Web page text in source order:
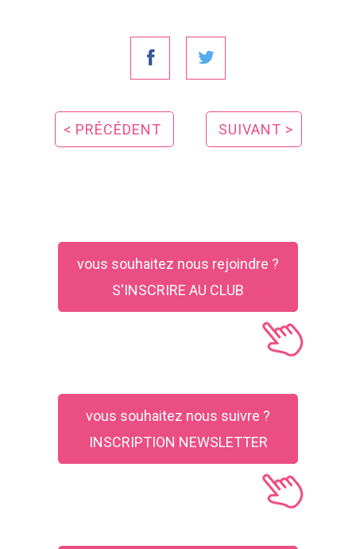
< PRÉCÉDENT SUIVANT >
vous souhaitez nous rejoindre ?
S'INSCRIRE AU CLUB
vous souhaitez nous suivre ?
INSCRIPTION NEWSLETTER